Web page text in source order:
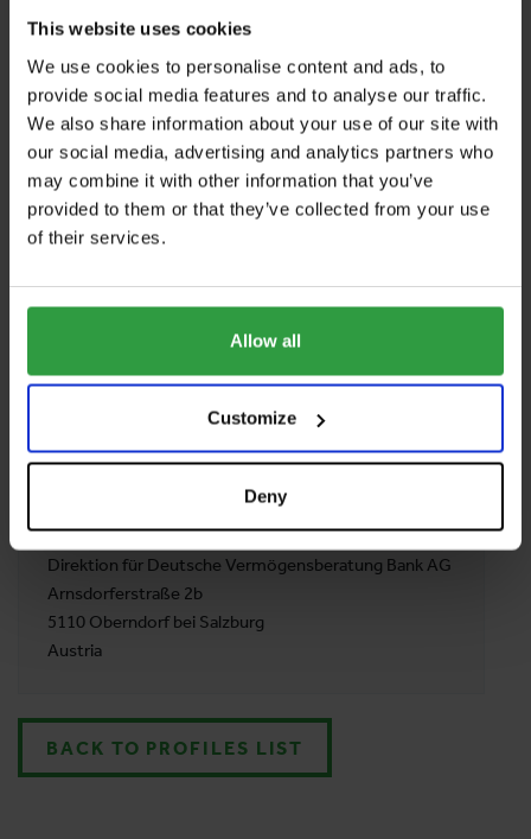
This website uses cookies
We use cookies to personalise content and ads, to
provide social media features and to analyse our traffic.
We also share information about your use of our site with
our social media, advertising and analytics partners who
may combine it with other information that you’ve
provided to them or that they’ve collected from your use
of their services.
Allow all
Customize
Deny
Versicherungen
Halle 10
Stand:10-0745
WEBSITE
PHONE
ADDRESS
Direktion für Deutsche Vermögensberatung Bank AG
Arnsdorferstraße 2b
5110 Oberndorf bei Salzburg
Austria
BACK TO PROFILES LIST